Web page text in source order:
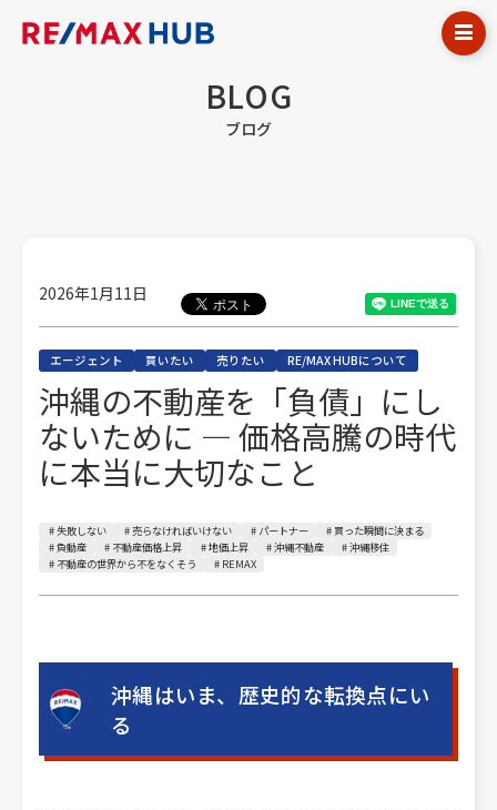
BLOG
ブログ
2026年1月11日
エージェント 買いたい 売りたい RE/MAX HUBについて
沖縄の不動産を「負債」にし
ないために ― 価格高騰の時代
に本当に大切なこと
# 失敗しない # 売らなければいけない # パートナー
# 買った瞬間に決まる
# 負動産
# 不動産価格上昇 # 地価上昇 # 沖縄不動産
# 沖縄移住
# 不動産の世界から不をなくそう
# REMAX
沖縄はいま、歴史的な転換点にい
る